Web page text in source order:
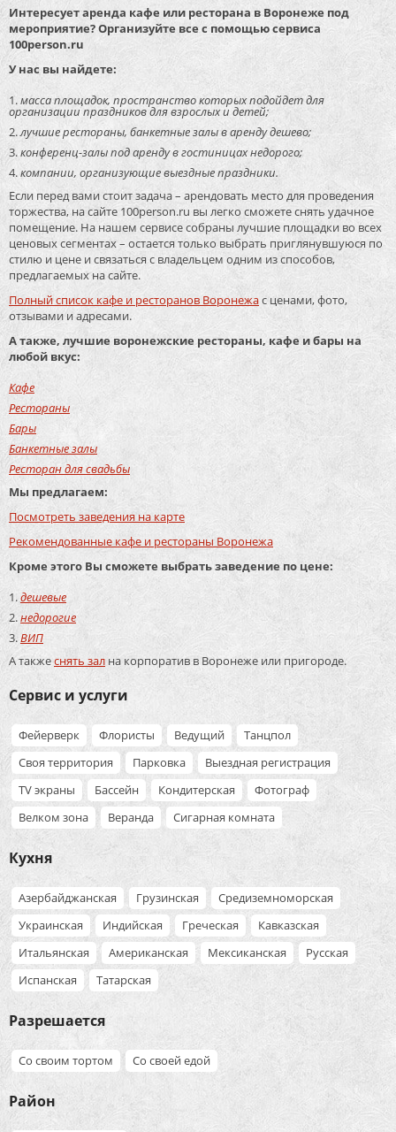
Интересует аренда кафе или ресторана в Воронеже под
мероприятие? Организуйте все с помощью сервиса
100person.ru
У нас вы найдете:
масса площадок, пространство которых подойдет для
организации праздников для взрослых и детей;
лучшие рестораны, банкетные залы в аренду дешево;
конференц-залы под аренду в гостиницах недорого;
компании, организующие выездные праздники.
Если перед вами стоит задача – арендовать место для проведения
торжества, на сайте 100person.ru вы легко сможете снять удачное
помещение. На нашем сервисе собраны лучшие площадки во всех
ценовых сегментах – остается только выбрать приглянувшуюся по
стилю и цене и связаться с владельцем одним из способов,
предлагаемых на сайте.
Полный список кафе и ресторанов Воронежас ценами, фото,
отзывами и адресами.
А также, лучшие воронежские рестораны, кафе и бары на
любой вкус:
Кафе
Рестораны
Бары
Банкетные залы
Ресторан для свадьбы
Мы предлагаем:
Посмотреть заведения на карте
Рекомендованные кафе и рестораны Воронежа
Кроме этого Вы сможете выбрать заведение по цене:
дешевые
недорогие
ВИП
А такжеснять зал на корпоратив в Воронеже или пригороде.
Сервис и услуги
Фейерверк Флористы Ведущий
Танцпол
Своя территория
Парковка
Выездная регистрация
TV экраны
Бассейн Кондитерская
Фотограф
Велком зона
Веранда Сигарная комната
Кухня
Азербайджанская Грузинская
Средиземноморская
Украинская
Индийская Греческая
Кавказская
Итальянская
Американская Мексиканская
Русская
Испанская
Татарская
Разрешается
Со своим тортом Со своей едой
Район